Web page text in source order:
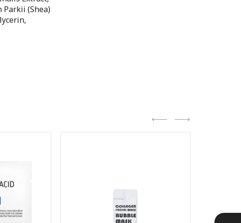
Parkii (Shea)